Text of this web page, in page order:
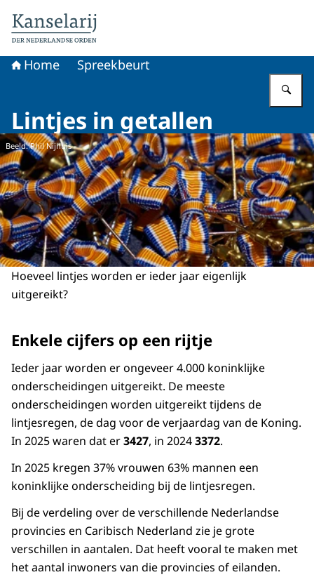
Home Spreekbeurt
Lintjes in getallen
Beeld: Phil Nijhuis
Hoeveel lintjes worden er ieder jaar eigenlijk
uitgereikt?
Enkele cijfers op een rijtje
Ieder jaar worden er ongeveer 4.000 koninklijke
onderscheidingen uitgereikt. De meeste
onderscheidingen worden uitgereikt tijdens de
lintjesregen, de dag voor de verjaardag van de Koning.
In 2025 waren dat er3427, in 20243372.
In 2025 kregen 37% vrouwen 63% mannen een
koninklijke onderscheiding bij de lintjesregen.
Bij de verdeling over de verschillende Nederlandse
provincies en Caribisch Nederland zie je grote
verschillen in aantalen. Dat heeft vooral te maken met
het aantal inwoners van die provincies of eilanden.